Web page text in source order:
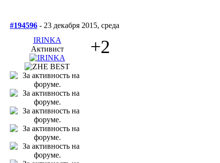
#194596 - 23 декабря 2015, среда
IRINKA
Активист
+2